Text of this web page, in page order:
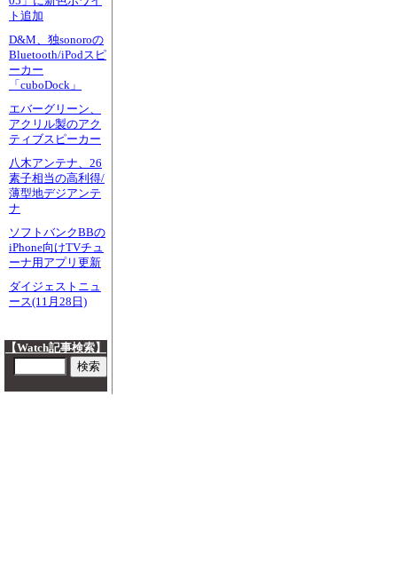
ト追加
D&M、独sonoroの
Bluetooth/iPodスピ
ーカー
「cuboDock」
エバーグリーン、
アクリル製のアク
ティブスピーカー
八木アンテナ、26
素子相当の高利得/
薄型地デジアンテ
ナ
ソフトバンクBBの
iPhone向けTVチュ
ーナ用アプリ更新
ダイジェストニュ
ース(11月28日)
【Watch記事検索】